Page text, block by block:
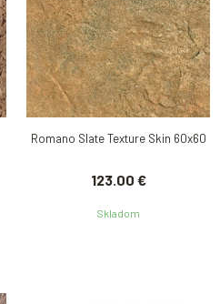
Romano Slate Texture Skin 60x60
123.00 €
Skladom